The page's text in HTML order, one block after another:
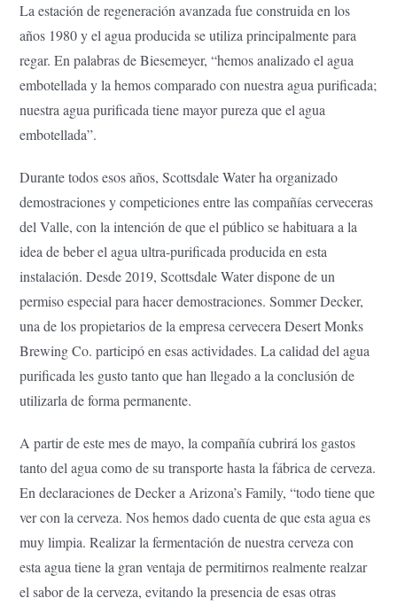
La estación de regeneración avanzada fue construida en los
años 1980 y el agua producida se utiliza principalmente para
regar. En palabras de Biesemeyer, “hemos analizado el agua
embotellada y la hemos comparado con nuestra agua purificada;
nuestra agua purificada tiene mayor pureza que el agua
embotellada”.
Durante todos esos años, Scottsdale Water ha organizado
demostraciones y competiciones entre las compañías cerveceras
del Valle, con la intención de que el público se habituara a la
idea de beber el agua ultra-purificada producida en esta
instalación. Desde 2019, Scottsdale Water dispone de un
permiso especial para hacer demostraciones. Sommer Decker,
una de los propietarios de la empresa cervecera Desert Monks
Brewing Co. participó en esas actividades. La calidad del agua
purificada les gusto tanto que han llegado a la conclusión de
utilizarla de forma permanente.
A partir de este mes de mayo, la compañía cubrirá los gastos
tanto del agua como de su transporte hasta la fábrica de cerveza.
En declaraciones de Decker a Arizona’s Family, “todo tiene que
ver con la cerveza. Nos hemos dado cuenta de que esta agua es
muy limpia. Realizar la fermentación de nuestra cerveza con
esta agua tiene la gran ventaja de permitirnos realmente realzar
el sabor de la cerveza, evitando la presencia de esas otras